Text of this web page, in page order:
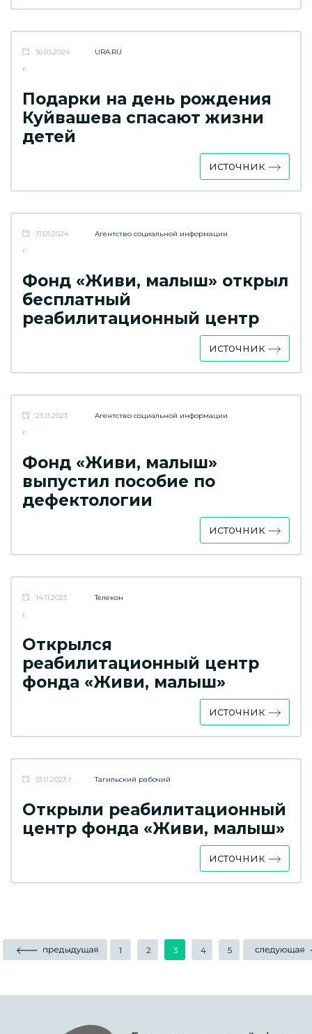
16.03.2024
г.
URA.RU
Подарки на день рождения
Куйвашева спасают жизни
детей
источник
17.01.2024
г.
Агентство социальной информации
Фонд «Живи, малыш» открыл
бесплатный
реабилитационный центр
источник
23.11.2023
г.
Агентство социальной информации
Фонд «Живи, малыш»
выпустил пособие по
дефектологии
источник
14.11.2023
г.
Телекон
Открылся
реабилитационный центр
фонда «Живи, малыш»
источник
13.11.2023 г. Тагильский рабочий
Открыли реабилитационный
центр фонда «Живи, малыш»
источник
1 2 3 4 5